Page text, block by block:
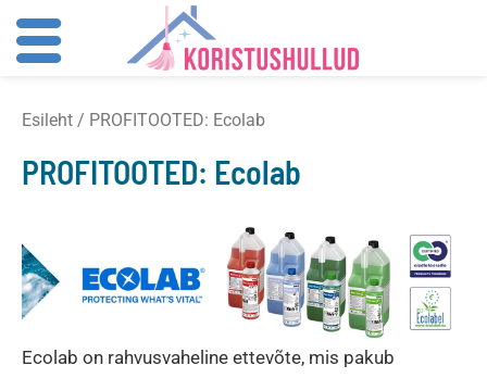
content
Esileht / PROFITOOTED: Ecolab
PROFITOOTED: Ecolab
Ecolab on rahvusvaheline ettevõte, mis pakub